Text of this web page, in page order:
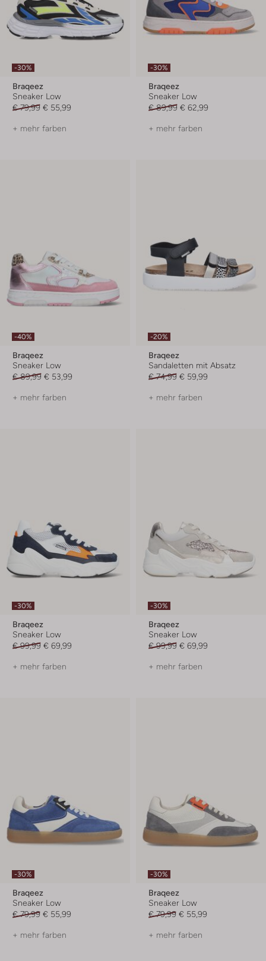
-30%
Braqeez
Sneaker Low
€ 79,99 € 55,99
+ mehr farben
-30%
Braqeez
Sneaker Low
€ 89,99 € 62,99
+ mehr farben
-40%
Braqeez
Sneaker Low
€ 89,99 € 53,99
+ mehr farben
-20%
Braqeez
Sandaletten mit Absatz
€ 74,99 € 59,99
+ mehr farben
-30%
Braqeez
Sneaker Low
€ 99,99 € 69,99
+ mehr farben
-30%
Braqeez
Sneaker Low
€ 99,99 € 69,99
+ mehr farben
-30%
Braqeez
Sneaker Low
€ 79,99 € 55,99
+ mehr farben
-30%
Braqeez
Sneaker Low
€ 79,99 € 55,99
+ mehr farben